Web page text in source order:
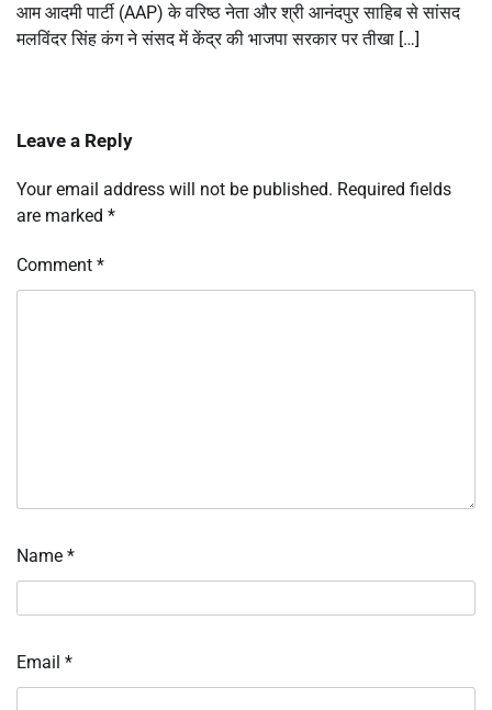
आम आदमी पार्टी (AAP) के वरिष्ठ नेता और श्री आनंदपुर साहिब से सांसद
मलविंदर सिंह कंग ने संसद में केंद्र की भाजपा सरकार पर तीखा […]
Leave a Reply
Your email address will not be published. Required fields
are marked *
Comment *
Name *
Email *